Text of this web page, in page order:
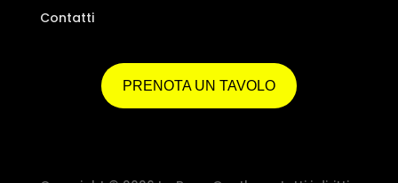
Contatti
PRENOTA UN TAVOLO